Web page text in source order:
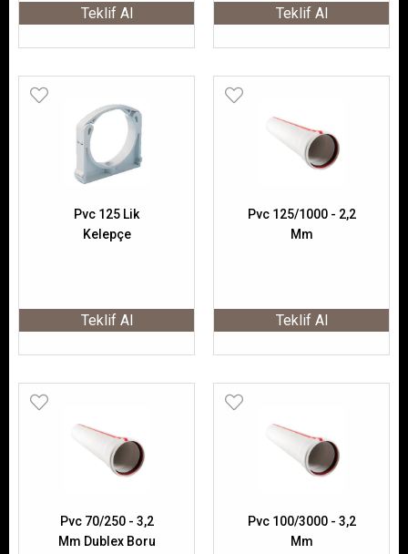
Teklif Al Teklif Al
Pvc 125 Lik
Kelepçe
Teklif Al
Pvc 125/1000 - 2,2
Mm
Teklif Al
Pvc 70/250 - 3,2
Mm Dublex Boru
Pvc 100/3000 - 3,2
Mm